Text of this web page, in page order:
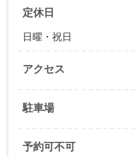
定休日
日曜・祝日
アクセス
駐車場
予約可不可